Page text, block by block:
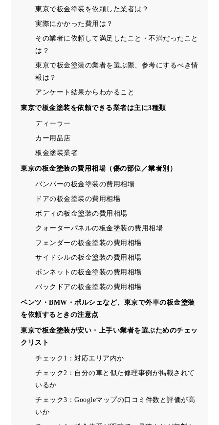
東京で板金塗装を依頼した業者は？
実際にかかった費用は？
その業者に依頼して満足したこと・不満だったこと
は？
東京で板金塗装の業者を選ぶ際、参考にするべき情
報は？
アンケート結果からわかること
東京で板金塗装を依頼できる業者は主に3種類
ディーラー
カー用品店
板金塗装業者
東京の板金塗装の費用相場（傷の部位／業者別）
バンパーの板金塗装の費用相場
ドアの板金塗装の費用相場
ボディの板金塗装の費用相場
クォーターパネルの板金塗装の費用相場
フェンダーの板金塗装の費用相場
サイドシルの板金塗装の費用相場
ボンネットの板金塗装の費用相場
バックドアの板金塗装の費用相場
ベンツ・BMW・ポルシェなど、東京で外車の板金塗装
を依頼するときの注意点
東京で板金塗装が安い・上手い業者を選ぶためのチェッ
クリスト
チェック1：対応エリア内か
チェック2：自分の車と似た修理事例が掲載されて
いるか
チェック3：Googleマップの口コミ件数と評価が高
いか